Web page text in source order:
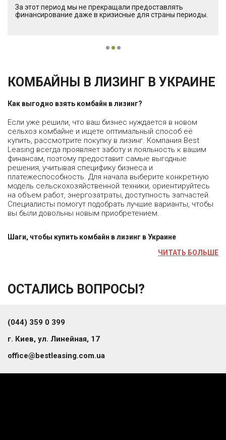
За этот период мы не прекращали предоставлять
финансирование даже в кризисные для страны периоды.
КОМБАЙНЫ В ЛИЗИНГ В УКРАИНЕ
Как выгодно взять комбайн в лизинг?
Если уже решили, что ваш бизнес нуждается в новом
сельхоз комбайне и ищете оптимальный способ её
купить, рассмотрите покупку в лизинг. Компания Best
Leasing всегда проявляет заботу и лояльность к вашим
финансам, поэтому предоставит самые выгодные
решения, учитывая специфику бизнеса и
платежеспособность. Для начала выберите конкретную
модель сельскохозяйственной техники, ориентируйтесь
на объем работ, энергозатраты, доступность запчастей.
Специалисты помогут подобрать лучшие варианты, чтобы
вы были довольны новым приобретением.
Шаги, чтобы купить комбайн в лизинг в Украине
ЧИТАТЬ БОЛЬШЕ
ОСТАЛИСЬ ВОПРОСЫ?
(044) 359 0 399
г. Киев, ул. Линейная, 17
office@bestleasing.com.ua